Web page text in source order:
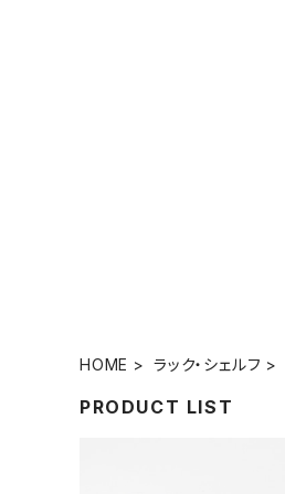
HOME ラック・シェルフ
PRODUCT LIST